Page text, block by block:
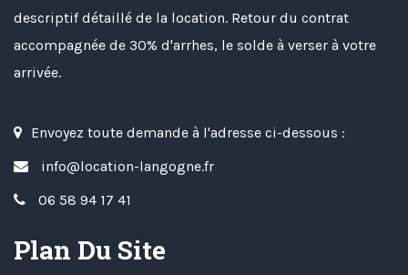
descriptif détaillé de la location. Retour du contrat
accompagnée de 30% d'arrhes, le solde à verser à votre
arrivée.
Envoyez toute demande à l'adresse ci-dessous :
info@location-langogne.fr
06 58 94 17 41
Plan Du Site